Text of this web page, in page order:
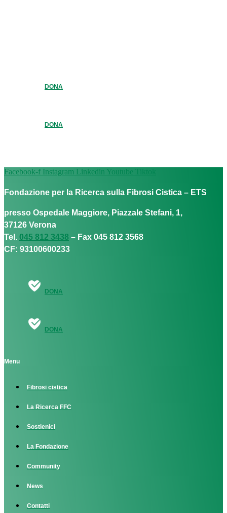
DONA
DONA
Facebook-f Instagram Linkedin Youtube Tiktok
Fondazione per la Ricerca sulla Fibrosi Cistica – ETS
presso Ospedale Maggiore, Piazzale Stefani, 1,
37126 Verona
Tel. 045 812 3438 – Fax 045 812 3568
CF: 93100600233
DONA
DONA
Menu
Fibrosi cistica
La Ricerca FFC
Sostienici
La Fondazione
Community
News
Contatti